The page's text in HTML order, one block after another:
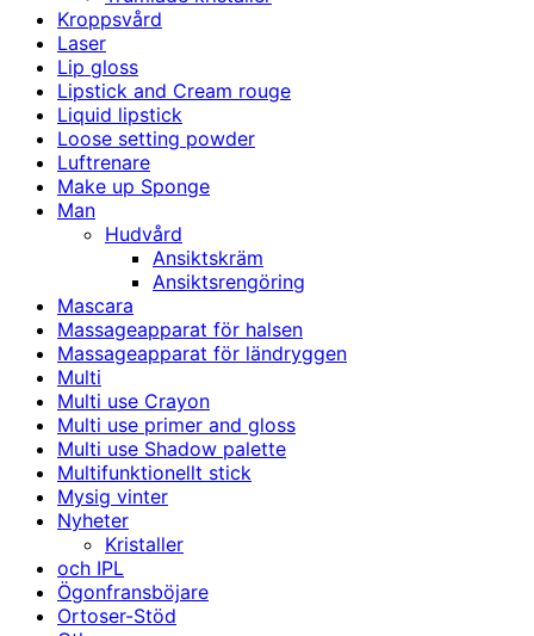
Kroppsvård
Laser
Lip gloss
Lipstick and Cream rouge
Liquid lipstick
Loose setting powder
Luftrenare
Make up Sponge
Man
Hudvård
Ansiktskräm
Ansiktsrengöring
Mascara
Massageapparat för halsen
Massageapparat för ländryggen
Multi
Multi use Crayon
Multi use primer and gloss
Multi use Shadow palette
Multifunktionellt stick
Mysig vinter
Nyheter
Kristaller
och IPL
Ögonfransböjare
Ortoser-Stöd